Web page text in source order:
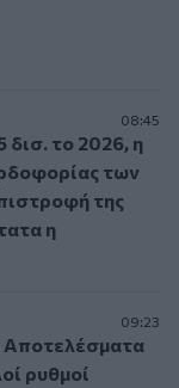
08:45
δισ. το 2026, η
των
της
η
09:23
Αποτελέσματα
ρυθμοί